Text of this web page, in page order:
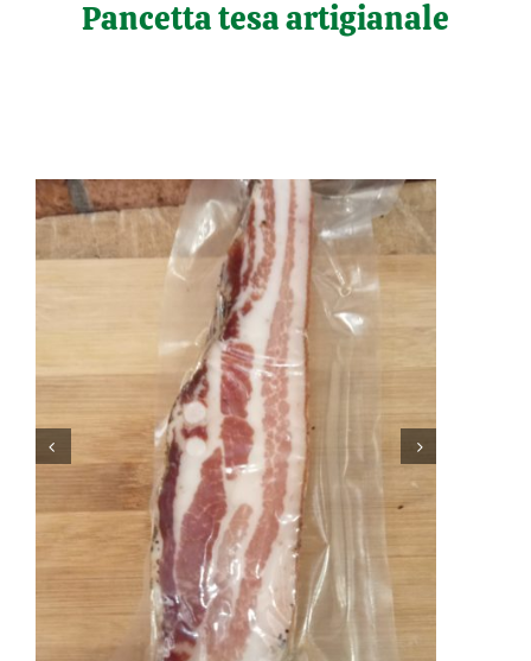
Pancetta tesa artigianale
 